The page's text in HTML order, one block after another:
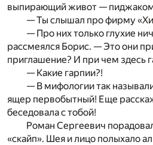
выпирающий живот —
— Ты слышал про фирму
— Про них только глухие
рассмеялся Борис. — Это они
приглашение? И при чем здесь
— Какие гарпии?!
— В мифологии так
ящер первобытный! Еще
беседовала с тобой!
Роман Сергеевич
«скайп». Шея и лицо полыхало